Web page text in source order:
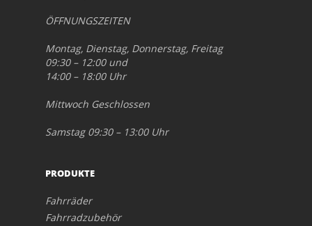
ÖFFNUNGSZEITEN
Montag, Dienstag, Donnerstag, Freitag
09:30 – 12:00 und
14:00 – 18:00 Uhr
Mittwoch Geschlossen
Samstag 09:30 – 13:00 Uhr
PRODUKTE
Fahrräder
Fahrradzubehör